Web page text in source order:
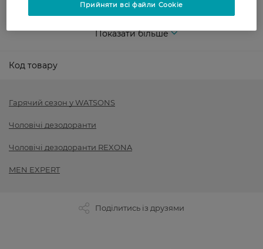
Післяоплата
Показати більше
Код товару
Гарячий сезон у WATSONS
Чоловічі дезодоранти
Чоловічі дезодоранти REXONA
MEN EXPERT
Поділитись із друзями
Прийняти всі файли Cookie